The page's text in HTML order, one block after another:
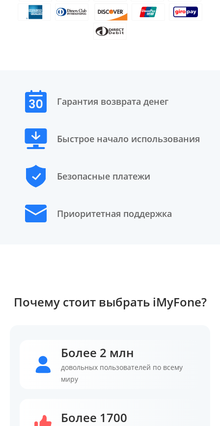
Гарантия возврата денег
Быстрое начало использования
Безопасные платежи
Приоритетная поддержка
Почему стоит выбрать iMyFone?
Более 2 млн
довольных пользователей по всему
миру
Более 1700